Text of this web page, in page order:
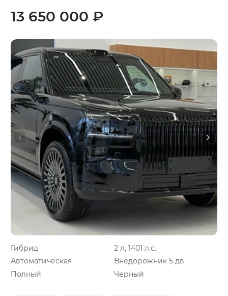
Гибрид
2 л, 1401 л.с.
Автоматическая
Внедорожник 5 дв.
Полный
Черный
13 650 000 ₽